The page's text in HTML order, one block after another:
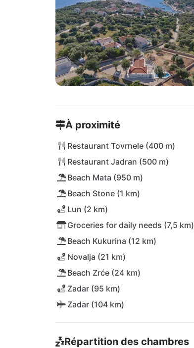
À proximité
Restaurant Tovrnele (400 m)
Restaurant Jadran (500 m)
Beach Mata (950 m)
Beach Stone (1 km)
Lun (2 km)
Groceries for daily needs (7,5 km)
Beach Kukurina (12 km)
Novalja (21 km)
Beach Zrće (24 km)
Zadar (95 km)
Zadar (104 km)
Répartition des chambres